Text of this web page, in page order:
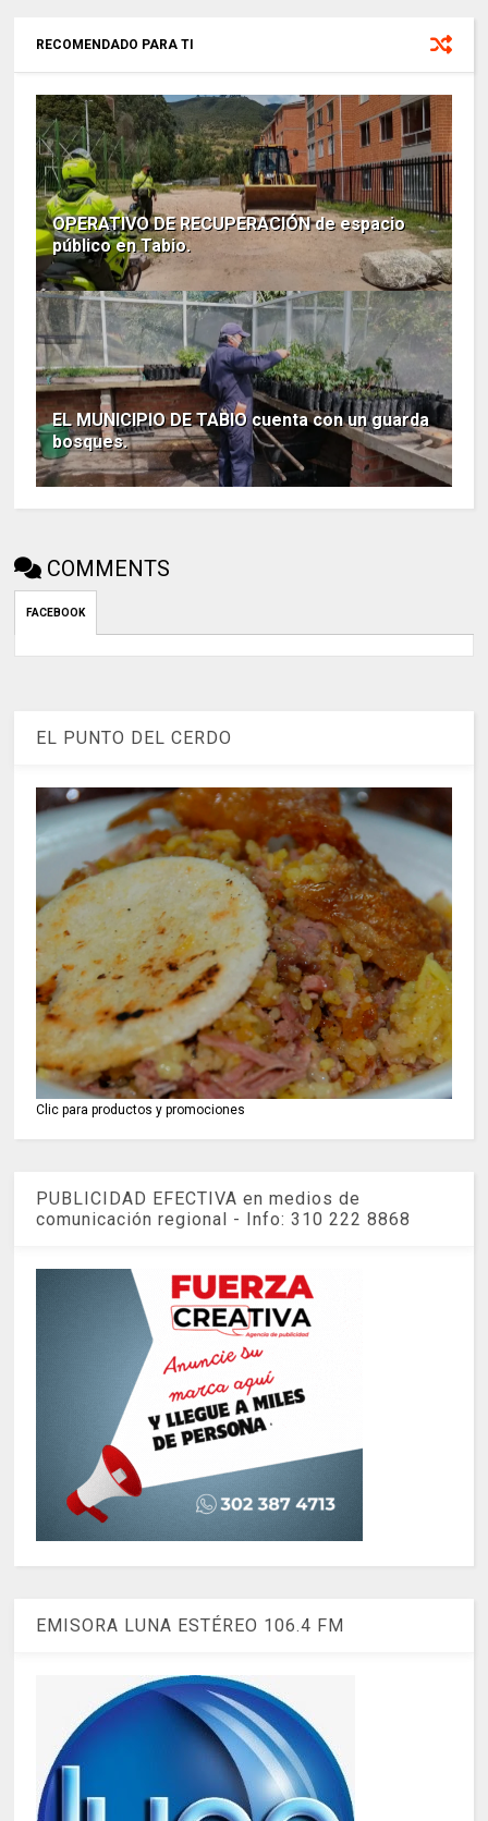
RECOMENDADO PARA TI
OPERATIVO DE RECUPERACIÓN de espacio
público en Tabio.
EL MUNICIPIO DE TABIO cuenta con un guarda
bosques.
COMMENTS
FACEBOOK
EL PUNTO DEL CERDO
Clic para productos y promociones
PUBLICIDAD EFECTIVA en medios de
comunicación regional - Info: 310 222 8868
EMISORA LUNA ESTÉREO 106.4 FM